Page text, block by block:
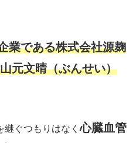
業である株式会社源麹
元文晴（ぶんせい）
継ぐつもりはなく心臓血管